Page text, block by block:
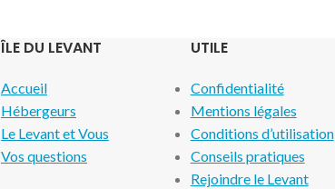
ÎLE DU LEVANT
Accueil
Hébergeurs
Le Levant et Vous
Vos questions
UTILE
Confidentialité
Mentions légales
Conditions d’utilisation
Conseils pratiques
Rejoindre le Levant